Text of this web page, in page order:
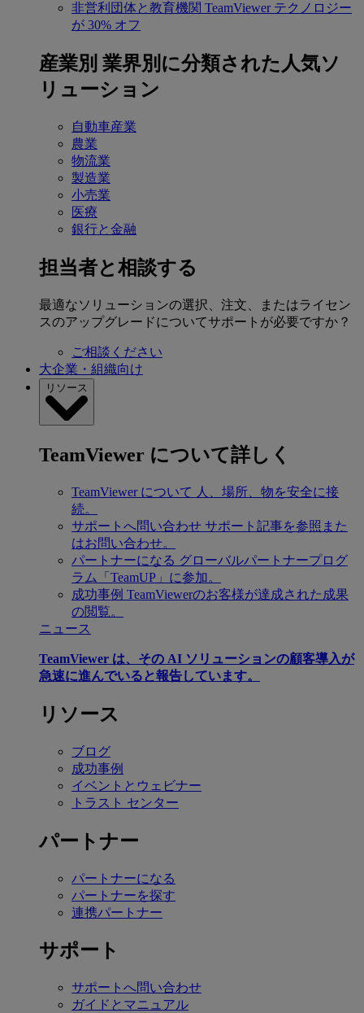
非営利団体と教育機関 TeamViewer テクノロジー
が 30% オフ
産業別 業界別に分類された人気ソ
リューション
自動車産業
農業
物流業
製造業
小売業
医療
銀行と金融
担当者と相談する
最適なソリューションの選択、注文、またはライセン
スのアップグレードについてサポートが必要ですか？
ご相談ください
大企業・組織向け
リソース
TeamViewer について詳しく
TeamViewer について 人、場所、物を安全に接
続。
サポートへ問い合わせ サポート記事を参照また
はお問い合わせ。
パートナーになる グローバルパートナープログ
ラム「TeamUP」に参加。
成功事例 TeamViewerのお客様が達成された成果
の閲覧。
ニュース
TeamViewer は、その AI ソリューションの顧客導入が
急速に進んでいると報告しています。
リソース
ブログ
成功事例
イベントとウェビナー
トラスト センター
パートナー
パートナーになる
パートナーを探す
連携パートナー
サポート
サポートへ問い合わせ
ガイドとマニュアル